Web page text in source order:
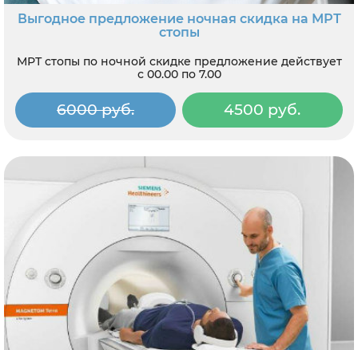
Выгодное предложение ночная скидка на МРТ
стопы
МРТ стопы по ночной скидке предложение действует
с 00.00 по 7.00
6000 руб. 4500 руб.